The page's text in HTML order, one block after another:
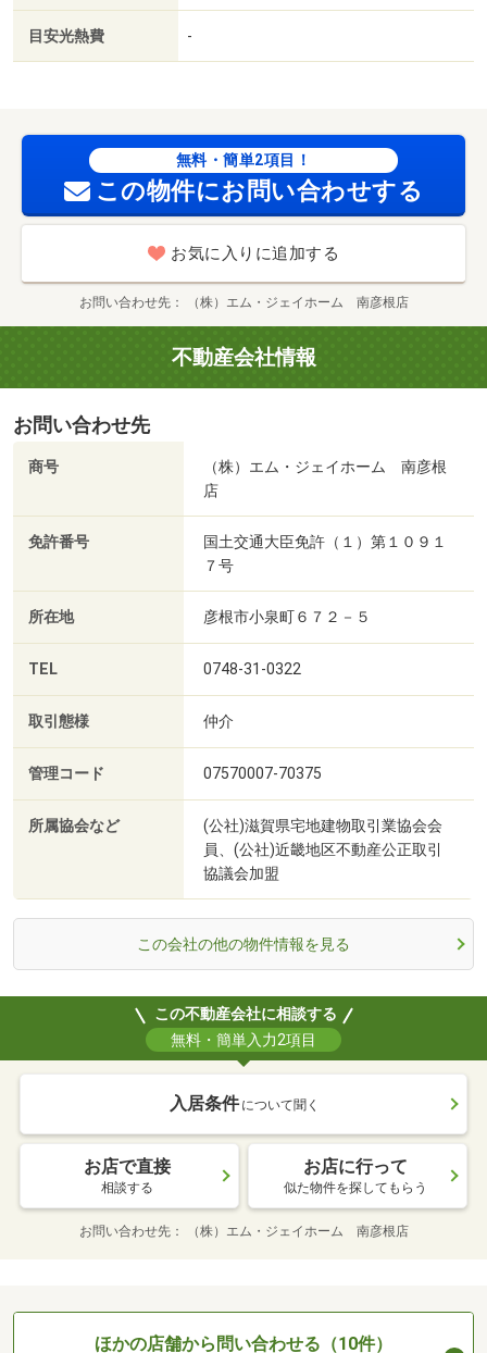
目安光熱費 -
無料・簡単2項目！
この物件にお問い合わせする
お気に入りに追加する
お問い合わせ先 （株）エム・ジェイホーム 南彦根店
不動産会社情報
お問い合わせ先
商号
（株）エム・ジェイホーム 南彦根
店
免許番号
国土交通大臣免許（１）第１０９１
７号
所在地 彦根市小泉町６７２－５
TEL 0748-31-0322
取引態様 仲介
管理コード 07570007-70375
所属協会など
(公社)滋賀県宅地建物取引業協会会
員、(公社)近畿地区不動産公正取引
協議会加盟
この会社の他の物件情報を見る
この不動産会社に相談する
無料・簡単入力2項目
入居条件 について聞く
お店で直接
相談する
お店に行って
似た物件を探してもらう
お問い合わせ先 （株）エム・ジェイホーム 南彦根店
ほかの店舗から問い合わせる（10件）